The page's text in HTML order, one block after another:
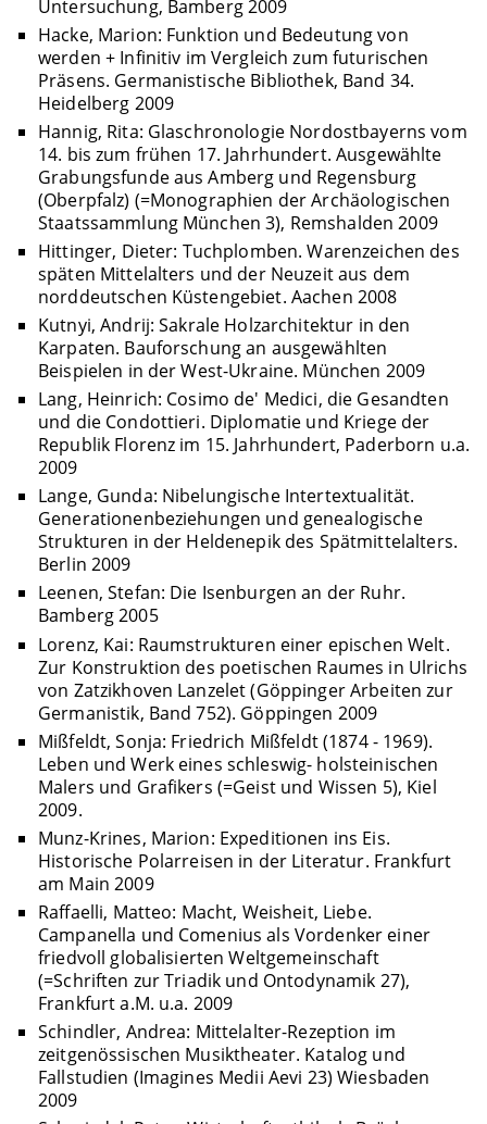
Untersuchung, Bamberg 2009
Hacke, Marion: Funktion und Bedeutung von
werden + Infinitiv im Vergleich zum futurischen
Präsens. Germanistische Bibliothek, Band 34.
Heidelberg 2009
Hannig, Rita: Glaschronologie Nordostbayerns vom
14. bis zum frühen 17. Jahrhundert. Ausgewählte
Grabungsfunde aus Amberg und Regensburg
(Oberpfalz) (=Monographien der Archäologischen
Staatssammlung München 3), Remshalden 2009
Hittinger, Dieter: Tuchplomben. Warenzeichen des
späten Mittelalters und der Neuzeit aus dem
norddeutschen Küstengebiet. Aachen 2008
Kutnyi, Andrij: Sakrale Holzarchitektur in den
Karpaten. Bauforschung an ausgewählten
Beispielen in der West-Ukraine. München 2009
Lang, Heinrich: Cosimo de' Medici, die Gesandten
und die Condottieri. Diplomatie und Kriege der
Republik Florenz im 15. Jahrhundert, Paderborn u.a.
2009
Lange, Gunda: Nibelungische Intertextualität.
Generationenbeziehungen und genealogische
Strukturen in der Heldenepik des Spätmittelalters.
Berlin 2009
Leenen, Stefan: Die Isenburgen an der Ruhr.
Bamberg 2005
Lorenz, Kai: Raumstrukturen einer epischen Welt.
Zur Konstruktion des poetischen Raumes in Ulrichs
von Zatzikhoven Lanzelet (Göppinger Arbeiten zur
Germanistik, Band 752). Göppingen 2009
Mißfeldt, Sonja: Friedrich Mißfeldt (1874 - 1969).
Leben und Werk eines schleswig- holsteinischen
Malers und Grafikers (=Geist und Wissen 5), Kiel
2009.
Munz-Krines, Marion: Expeditionen ins Eis.
Historische Polarreisen in der Literatur. Frankfurt
am Main 2009
Raffaelli, Matteo: Macht, Weisheit, Liebe.
Campanella und Comenius als Vordenker einer
friedvoll globalisierten Weltgemeinschaft
(=Schriften zur Triadik und Ontodynamik 27),
Frankfurt a.M. u.a. 2009
Schindler, Andrea: Mittelalter-Rezeption im
zeitgenössischen Musiktheater. Katalog und
Fallstudien (Imagines Medii Aevi 23) Wiesbaden
2009